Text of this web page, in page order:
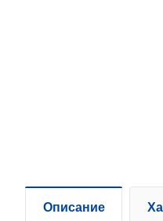
Описание